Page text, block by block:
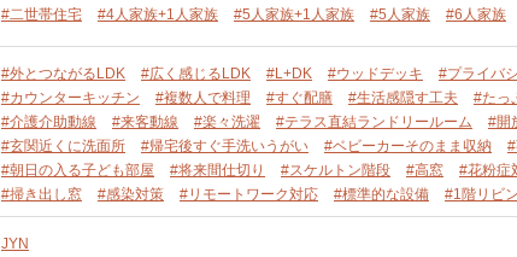
#二世帯住宅 #4人家族+1人家族 #5人家族+1人家族 #5人家族 #6人家族
#外とつながるLDK #広く感じるLDK #L+DK #ウッドデッキ #プライバ
#カウンターキッチン
#複数人で料理 #すぐ配膳 #生活感隠す工夫 #たっ
#介護介助動線
#来客動線 #楽々洗濯 #テラス直結ランドリールーム #開
#玄関近くに洗面所
#帰宅後すぐ手洗いうがい #ベビーカーそのまま収納
#朝日の入る子ども部屋
#将来間仕切り #スケルトン階段 #高窓 #花粉症
#掃き出し窓
#感染対策 #リモートワーク対応 #標準的な設備 #1階リビ
JYN